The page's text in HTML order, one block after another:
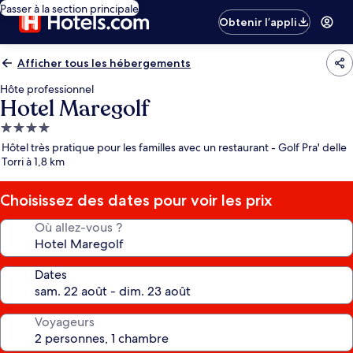
Passer à la section principale
Obtenir l’appli
Afficher tous les hébergements
Hôte professionnel
Hotel Maregolf
Hébergement
4.0 étoiles
Hôtel très pratique pour les familles avec un restaurant - Golf Pra' delle
Torri à 1,8 km
Choisissez des dates pour voir les prix
Où allez-vous ?
Dates
Voyageurs